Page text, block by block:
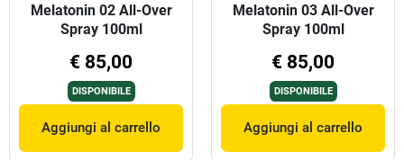
Melatonin 02 All-Over
Spray 100ml
€ 85,00
DISPONIBILE
Aggiungi al carrello
Melatonin 03 All-Over
Spray 100ml
€ 85,00
DISPONIBILE
Aggiungi al carrello